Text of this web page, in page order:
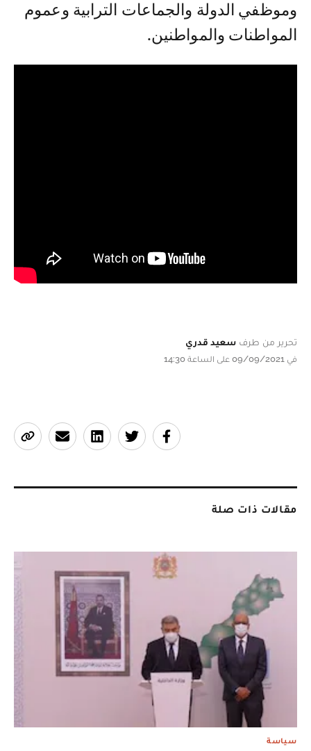
وموظفي الدولة والجماعات الترابية وعموم
المواطنات والمواطنين.
تحرير من طرف سعيد قدري
في 09/09/2021 على الساعة 14:30
مقالات ذات صلة
سياسة